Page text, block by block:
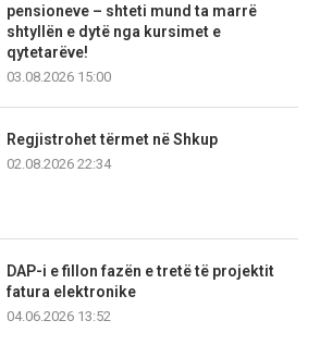
pensioneve – shteti mund ta marrë
shtyllën e dytë nga kursimet e
qytetarëve!
03.08.2026 15:00
Regjistrohet tërmet në Shkup
02.08.2026 22:34
DAP-i e fillon fazën e tretë të projektit
fatura elektronike
04.06.2026 13:52